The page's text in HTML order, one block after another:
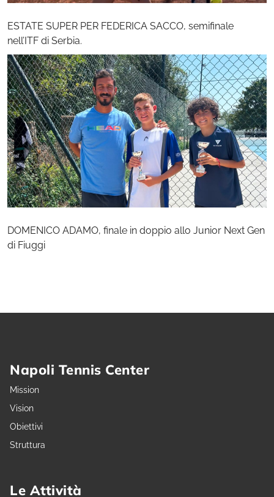
ESTATE SUPER PER FEDERICA SACCO, semifinale
nell’ITF di Serbia.
DOMENICO ADAMO, finale in doppio allo Junior Next Gen
di Fiuggi
Napoli Tennis Center
Mission
Vision
Obiettivi
Struttura
Le Attività